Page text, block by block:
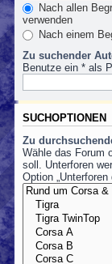
Nach allen
verwenden
Nach einem
Zu suchender
Benutze ein * als
SUCHOPTIONEN
Zu
Wähle das Forum
soll. Unterforen
Option